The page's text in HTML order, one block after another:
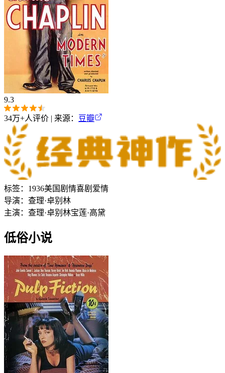
9.3
34万+人评价 | 来源： 豆瓣
标签： 1936美国 剧情喜剧 爱情
导演： 查理·卓别林
主演： 查理·卓别林宝莲·高黛
低俗小说